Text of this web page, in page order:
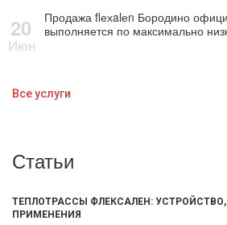
20
Июн
Продажа flехalеn Бородино
выполняется по максимально
Все услуги
Статьи
ТЕПЛОТРАССЫ ФЛЕКСАЛЕН:
ПРИМЕНЕНИЯ